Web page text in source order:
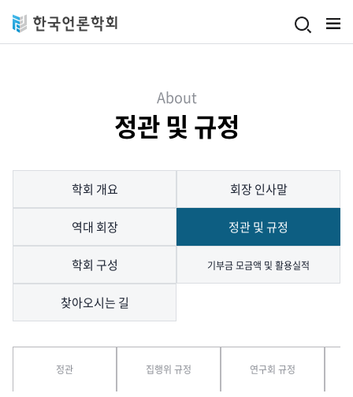
About
정관 및 규정
학회 개요 회장 인사말
역대 회장 정관 및 규정
학회 구성 기부금 모금액 및 활용실적
찾아오시는 길
정관 집행위 규정 연구회 규정